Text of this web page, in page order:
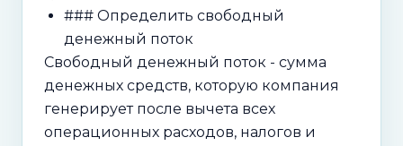
### Определить свободный
денежный поток
Свободный денежный поток - сумма
денежных средств, которую компания
генерирует после вычета всех
операционных расходов, налогов и